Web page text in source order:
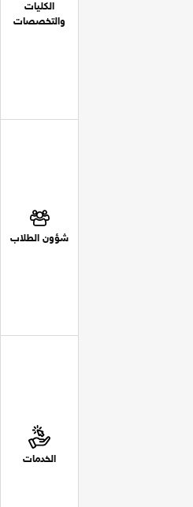
الكليات
والتخصصات
شؤون الطلاب
الخدمات